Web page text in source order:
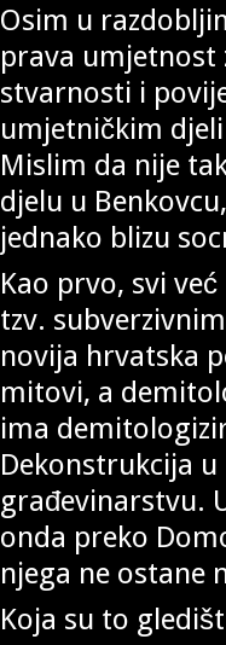
Osim u
prava umjetnost
stvarnosti i
umjetničkim
Mislim da nije
djelu u
jednako blizu
Kao prvo, svi
tzv.
novija hrvatska
mitovi, a
ima
Dekonstrukcija
građevinarstvu.
onda preko
njega ne ostane
Koja su to